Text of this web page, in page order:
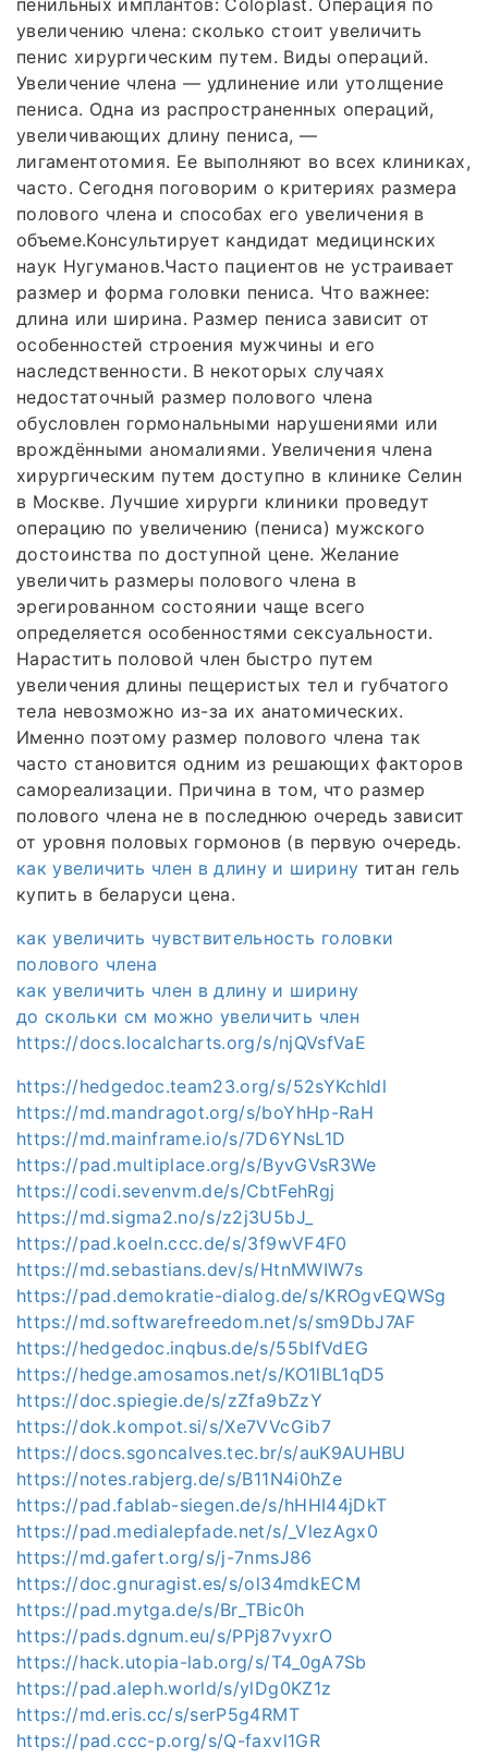
увеличению члена: сколько стоит увеличить
пенис хирургическим путем. Виды операций.
Увеличение члена — удлинение или утолщение
пениса. Одна из распространенных операций,
увеличивающих длину пениса, —
лигаментотомия. Ее выполняют во всех клиниках,
часто. Сегодня поговорим о критериях размера
полового члена и способах его увеличения в
объеме.Консультирует кандидат медицинских
наук Нугуманов.Часто пациентов не устраивает
размер и форма головки пениса. Что важнее:
длина или ширина. Размер пениса зависит от
особенностей строения мужчины и его
наследственности. В некоторых случаях
недостаточный размер полового члена
обусловлен гормональными нарушениями или
врождёнными аномалиями. Увеличения члена
хирургическим путем доступно в клинике Селин
в Москве. Лучшие хирурги клиники проведут
операцию по увеличению (пениса) мужского
достоинства по доступной цене. Желание
увеличить размеры полового члена в
эрегированном состоянии чаще всего
определяется особенностями сексуальности.
Нарастить половой член быстро путем
увеличения длины пещеристых тел и губчатого
тела невозможно из-за их анатомических.
Именно поэтому размер полового члена так
часто становится одним из решающих факторов
самореализации. Причина в том, что размер
полового члена не в последнюю очередь зависит
от уровня половых гормонов (в первую очередь.
как увеличить член в длину и ширину титан гель
купить в беларуси цена.
как увеличить чувствительность головки
полового члена
как увеличить член в длину и ширину
до скольки см можно увеличить член
https://docs.localcharts.org/s/njQVsfVaE
https://hedgedoc.team23.org/s/52sYKchIdl
https://md.mandragot.org/s/boYhHp-RaH
https://md.mainframe.io/s/7D6YNsL1D
https://pad.multiplace.org/s/ByvGVsR3We
https://codi.sevenvm.de/s/CbtFehRgj
https://md.sigma2.no/s/z2j3U5bJ_
https://pad.koeln.ccc.de/s/3f9wVF4F0
https://md.sebastians.dev/s/HtnMWIW7s
https://pad.demokratie-dialog.de/s/KROgvEQWSg
https://md.softwarefreedom.net/s/sm9DbJ7AF
https://hedgedoc.inqbus.de/s/55bIfVdEG
https://hedge.amosamos.net/s/KO1lBL1qD5
https://doc.spiegie.de/s/zZfa9bZzY
https://dok.kompot.si/s/Xe7VVcGib7
https://docs.sgoncalves.tec.br/s/auK9AUHBU
https://notes.rabjerg.de/s/B11N4i0hZe
https://pad.fablab-siegen.de/s/hHHI44jDkT
https://pad.medialepfade.net/s/_VlezAgx0
https://md.gafert.org/s/j-7nmsJ86
https://doc.gnuragist.es/s/ol34mdkECM
https://pad.mytga.de/s/Br_TBic0h
https://pads.dgnum.eu/s/PPj87vyxrO
https://hack.utopia-lab.org/s/T4_0gA7Sb
https://pad.aleph.world/s/ylDg0KZ1z
https://md.eris.cc/s/serP5g4RMT
https://pad.ccc-p.org/s/Q-faxvl1GR